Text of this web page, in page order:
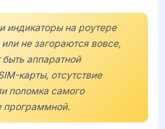
индикаторы на роутере
не загораются вовсе,
аппаратной
карты, отсутствие
поломка самого
программной.